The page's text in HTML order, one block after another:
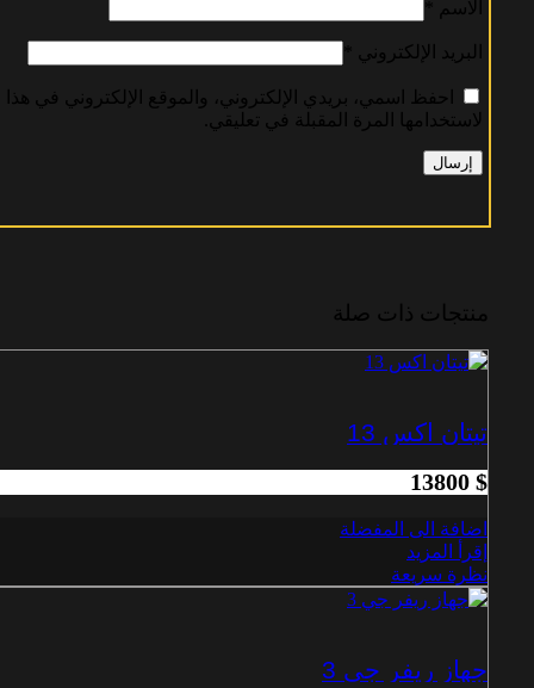
الاسم
البريد الإلكتروني
احفظ اسمي، بريدي الإلكتروني، والموقع الإلكتروني في
لاستخدامها المرة المقبلة في تعليقي.
منتجات ذات صلة
تيتان اكس 13
13800 $
اضافة الى المفضلة
إقرأ المزيد
نظرة سريعة
جهاز ريفر جي 3